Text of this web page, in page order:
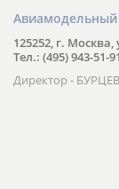
125252, г.
Тел.: (495) 943-51-91
Директор -